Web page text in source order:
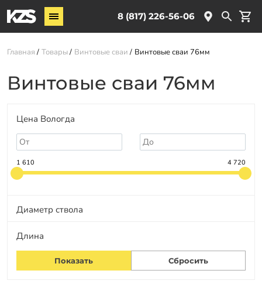
8 (817) 226-56-06
Винтовые сваи
Комплектующие
О компании
Новости
Партнёрам
Контакты
Доставка
Оплата
Гарантии
Главная Товары Винтовые сваи Винтовые сваи 76мм
Винтовые сваи 76мм
Цена Вологда
1 610 4 720
Диаметр ствола
Длина